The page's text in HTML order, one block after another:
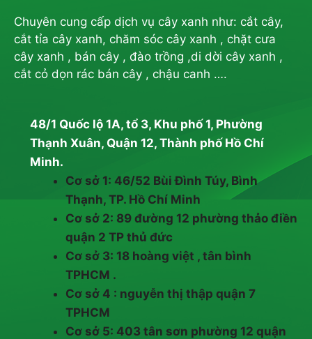
Chuyên cung cấp dịch vụ cây xanh như: cắt cây,
cắt tỉa cây xanh, chăm sóc cây xanh , chặt cưa
cây xanh , bán cây , đào trồng ,di dời cây xanh ,
cắt cỏ dọn rác bán cây , chậu canh ….
48/1 Quốc lộ 1A, tổ 3, Khu phố 1, Phường
Thạnh Xuân, Quận 12, Thành phố Hồ Chí
Minh.
Cơ sở 1: 46/52 Bùi Đình Túy, Bình
Thạnh, TP. Hồ Chí Minh
Cơ sở 2: 89 đường 12 phường thảo điền
quận 2 TP thủ đức
Cơ sở 3: 18 hoàng việt , tân bình
TPHCM .
Cơ sở 4 : nguyễn thị thập quận 7
TPHCM
Cơ sở 5: 403 tân sơn phường 12 quận